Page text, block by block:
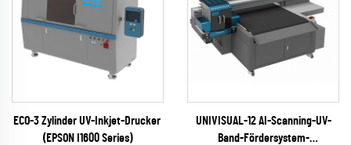
ECO-3 Zylinder UV-Inkjet-Drucker
(EPSON I1600 Series)
UNIVISUAL-12 AI-Scanning-UV-
Band-Fördersystem-